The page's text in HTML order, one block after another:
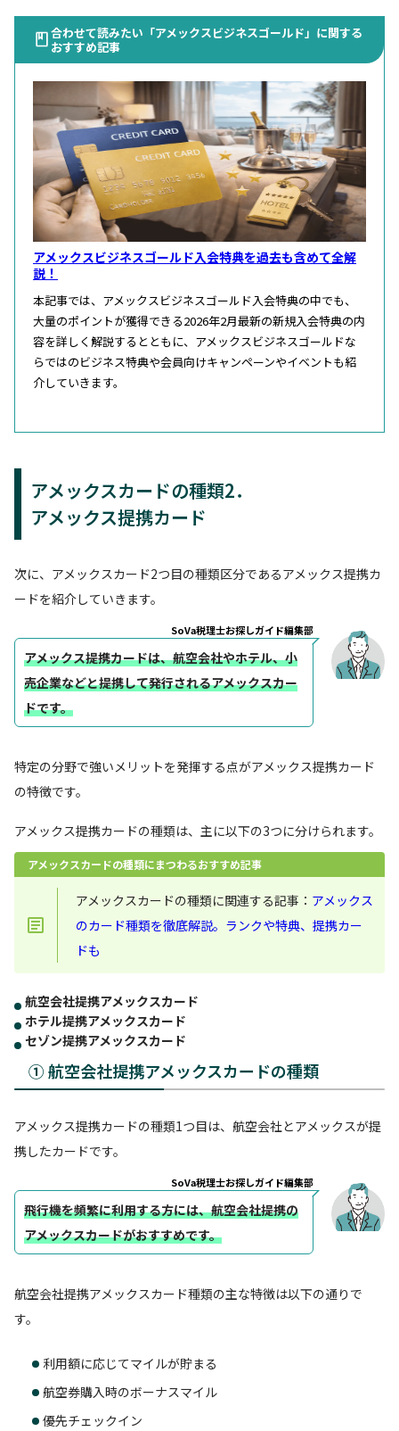
合わせて読みたい「アメックスビジネスゴールド」に関する
おすすめ記事
アメックスビジネスゴールド入会特典を過去も含めて全解
説！
本記事では、アメックスビジネスゴールド入会特典の中でも、
大量のポイントが獲得できる2026年2月最新の新規入会特典の内
容を詳しく解説するとともに、アメックスビジネスゴールドな
らではのビジネス特典や会員向けキャンペーンやイベントも紹
介していきます。
アメックスカードの種類2．
アメックス提携カード
次に、アメックスカード2つ目の種類区分であるアメックス提携カ
ードを紹介していきます。
SoVa税理士お探しガイド編集部
アメックス提携カードは、航空会社やホテル、小
売企業などと提携して発行されるアメックスカー
ドです。
特定の分野で強いメリットを発揮する点がアメックス提携カード
の特徴です。
アメックス提携カードの種類は、主に以下の3つに分けられます。
アメックスカードの種類にまつわるおすすめ記事
アメックスカードの種類に関連する記事： アメックス
のカード種類を徹底解説。ランクや特典、提携カー
ドも
航空会社提携アメックスカード
ホテル提携アメックスカード
セゾン提携アメックスカード
① 航空会社提携アメックスカードの種類
アメックス提携カードの種類1つ目は、航空会社とアメックスが提
携したカードです。
SoVa税理士お探しガイド編集部
飛行機を頻繁に利用する方には、航空会社提携の
アメックスカードがおすすめです。
航空会社提携アメックスカード種類の主な特徴は以下の通りで
す。
利用額に応じてマイルが貯まる
航空券購入時のボーナスマイル
優先チェックイン